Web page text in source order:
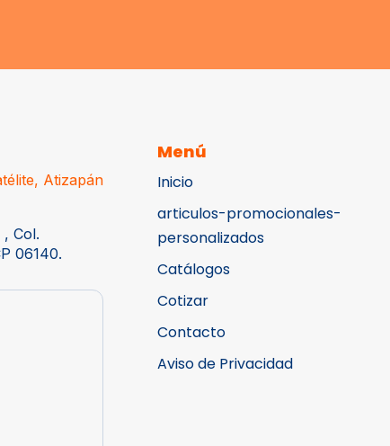
Atizapán
, Col.
06140.
Menú
Inicio
articulos-promocionales-
personalizados
Catálogos
Cotizar
Contacto
Aviso de Privacidad